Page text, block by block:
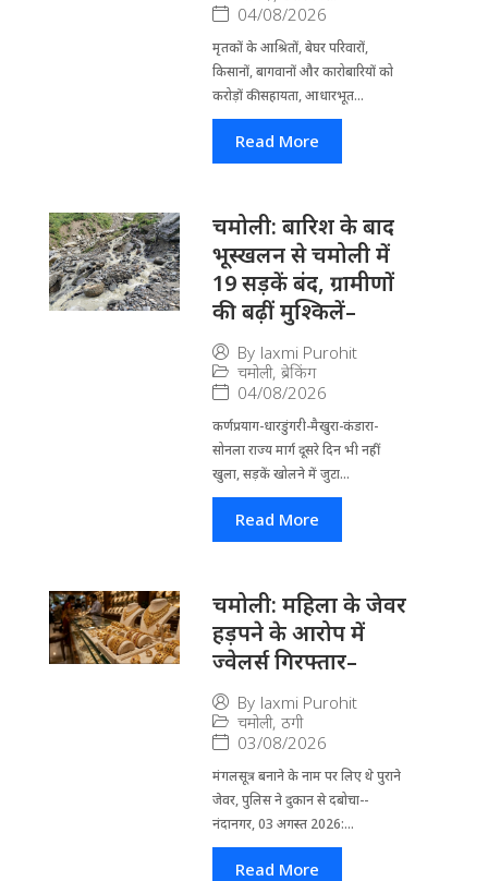
04/08/2026
मृतकों के आश्रितों, बेघर परिवारों,
किसानों, बागवानों और कारोबारियों को
करोड़ों की सहायता, आधारभूत...
Read More
चमोली: बारिश के बाद
भूस्खलन से चमोली में
19 सड़कें बंद, ग्रामीणों
की बढ़ीं मुश्किलें–
By laxmi Purohit
चमोली, ब्रेकिंग
04/08/2026
कर्णप्रयाग-धारडुंगरी-मैखुरा-कंडारा-
सोनला राज्य मार्ग दूसरे दिन भी नहीं
खुला, सड़कें खोलने में जुटा...
Read More
चमोली: महिला के जेवर
हड़पने के आरोप में
ज्वेलर्स गिरफ्तार–
By laxmi Purohit
चमोली, ठगी
03/08/2026
मंगलसूत्र बनाने के नाम पर लिए थे पुराने
जेवर, पुलिस ने दुकान से दबोचा--
नंदानगर, 03 अगस्त 2026:...
Read More